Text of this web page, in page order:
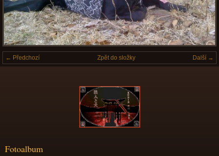
← Předchozí Další →
Zpět do složky
Fotoalbum